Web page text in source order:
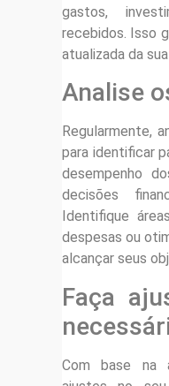
gastos,
recebidos. Isso
atualizada da
Analise
Regularmente,
para identificar
desempenho
decisões
Identifique
despesas ou
alcançar seus
Faça
Com base na